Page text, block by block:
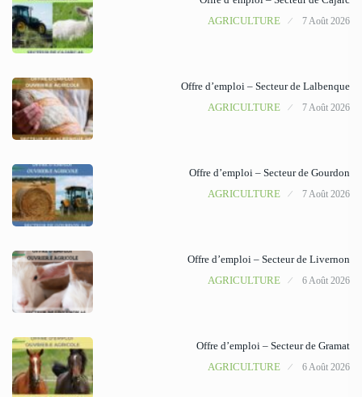
AGRICULTURE
7 Août 2026
Offre d’emploi – Secteur de Lalbenque
AGRICULTURE
7 Août 2026
Offre d’emploi – Secteur de Gourdon
AGRICULTURE
7 Août 2026
Offre d’emploi – Secteur de Livernon
AGRICULTURE
6 Août 2026
Offre d’emploi – Secteur de Gramat
AGRICULTURE
6 Août 2026